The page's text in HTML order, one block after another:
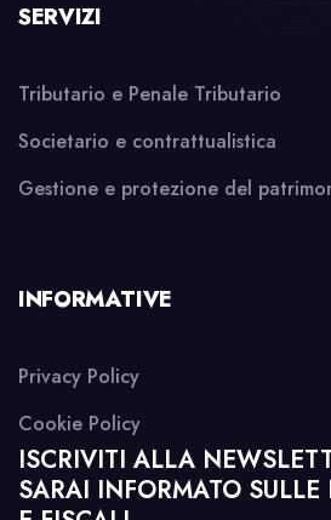
SERVIZI
Tributario e Penale Tributario
Societario e contrattualistica
Gestione e protezione del
INFORMATIVE
Privacy Policy
Cookie Policy
ISCRIVITI ALLA
SARAI INFORMATO